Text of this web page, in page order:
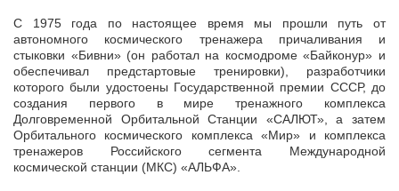
С 1975 года по настоящее время мы прошли путь от
автономного космического тренажера причаливания и
стыковки «Бивни» (он работал на космодроме «Байконур» и
обеспечивал предстартовые тренировки), разработчики
которого были удостоены Государственной премии СССР, до
создания первого в мире тренажного комплекса
Долговременной Орбитальной Станции «САЛЮТ», а затем
Орбитального космического комплекса «Мир» и комплекса
тренажеров Российского сегмента Международной
космической станции (МКС) «АЛЬФА».